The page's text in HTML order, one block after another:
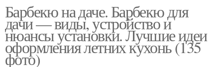
Мангал на камне
Барбекю на даче. Барбекю для
дачи — виды, устройство и
нюансы установки. Лучшие идеи
оформления летних кухонь (135
фото)